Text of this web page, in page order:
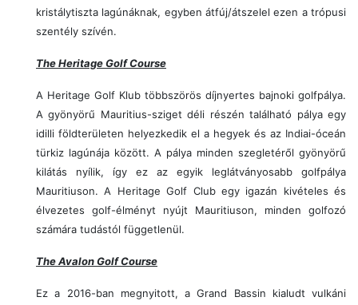
kristálytiszta lagúnáknak, egyben átfúj/átszelel ezen a trópusi
szentély szívén.
The Heritage Golf Course
A Heritage Golf Klub többszörös díjnyertes bajnoki golfpálya.
A gyönyörű Mauritius-sziget déli részén található pálya egy
idilli földterületen helyezkedik el a hegyek és az Indiai-óceán
türkiz lagúnája között. A pálya minden szegletéről gyönyörű
kilátás nyílik, így ez az egyik leglátványosabb golfpálya
Mauritiuson. A Heritage Golf Club egy igazán kivételes és
élvezetes golf-élményt nyújt Mauritiuson, minden golfozó
számára tudástól függetlenül.
The Avalon Golf Course
Ez a 2016-ban megnyitott, a Grand Bassin kialudt vulkáni